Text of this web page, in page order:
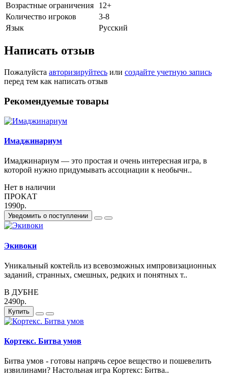
Возрастные ограничения
12+
Количество игроков
3-8
Язык
Русский
Написать отзыв
Пожалуйста авторизируйтесь или создайте учетную запись
перед тем как написать отзыв
Рекомендуемые товары
Имаджинариум
Имаджинариум — это простая и очень интересная игра, в
которой нужно придумывать ассоциации к необычн..
Нет в наличии
ПРОКАТ
1990р.
Уведомить о поступлении
Экивоки
Уникальный коктейль из всевозможных импровизационных
заданий, странных, смешных, редких и понятных т..
В ДУБНЕ
2490р.
Купить
Кортекс. Битва умов
Битва умов - готовы напрячь серое вещество и пошевелить
извилинами? Настольная игра Кортекс: Битва..